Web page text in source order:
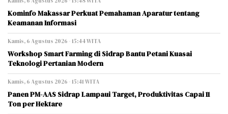
Kominfo Makassar Perkuat Pemahaman Aparatur tentang
Keamanan Informasi
Kamis, 6 Agustus 2026 - 15:44 WITA
Workshop Smart Farming di Sidrap Bantu Petani Kuasai
Teknologi Pertanian Modern
Kamis, 6 Agustus 2026 - 15:41 WITA
Panen PM-AAS Sidrap Lampaui Target, Produktivitas Capai 11
Ton per Hektare